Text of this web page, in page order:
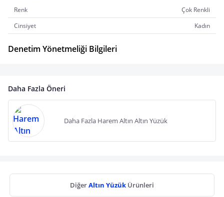
Renk
Çok Renkli
Cinsiyet
Kadın
Denetim Yönetmeliği Bilgileri
Daha Fazla Öneri
Daha Fazla Harem Altın Altın Yüzük
DiğerAltın Yüzük Ürünleri